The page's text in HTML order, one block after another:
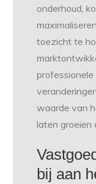
onderhoud,
toezicht te
waarde van
laten groeien
bij aan